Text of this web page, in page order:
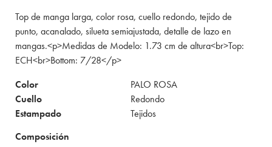
Top de manga larga, color rosa, cuello redondo, tejido de
punto, acanalado, silueta semiajustada, detalle de lazo en
mangas.<p>Medidas de Modelo: 1.73 cm de altura<br>Top:
ECH<br>Bottom: 7/28</p>
Color
PALO ROSA
Cuello
Redondo
Estampado
Tejidos
Composición